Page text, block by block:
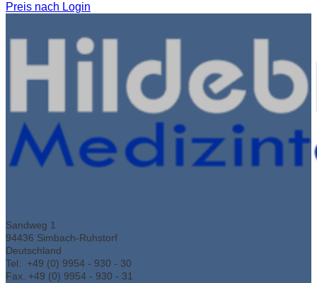
Preis nach Login
Sandweg 1
94436 Simbach-Ruhstorf
Deutschland
Tel. +49 (0) 9954 - 930 - 30
Fax. +49 (0) 9954 - 930 - 31